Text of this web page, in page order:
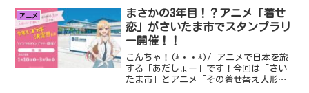
子...
アニメ
まさかの3年目！？アニメ「着せ
恋」がさいたま市でスタンプラリ
ー開催！！
こんちゃ！(*・・*)/ アニメで日本を旅
する「あだしょー」です！今回は「さい
たま市」とアニメ「その着せ替え人形は